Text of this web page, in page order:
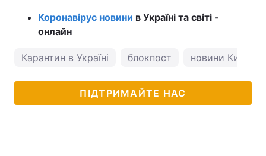
Коронавірус новини в Україні та світі -
онлайн
Карантин в Україні блокпост новини Києва
ПІДТРИМАЙТЕ НАС